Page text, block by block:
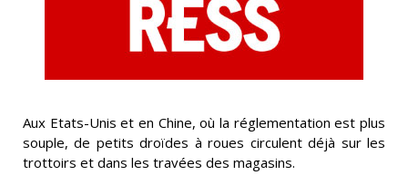
Aux Etats-Unis et en Chine, où la réglementation est plus
souple, de petits droïdes à roues circulent déjà sur les
trottoirs et dans les travées des magasins.